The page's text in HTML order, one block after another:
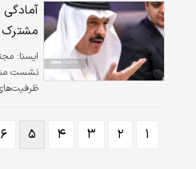
مشترک
ايسنا:
نشست
۱ ۲ ۳ ۴ ۵ ۶